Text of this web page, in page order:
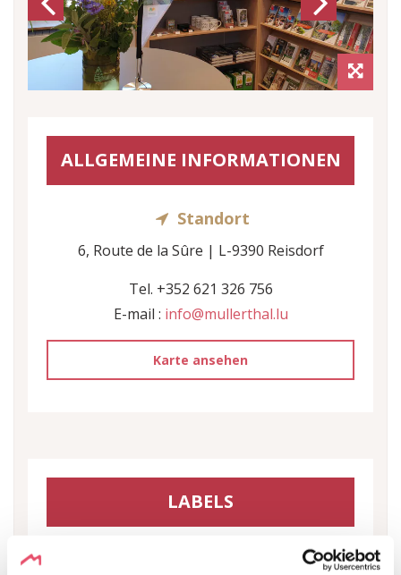
Previous Next
ALLGEMEINE INFORMATIONEN
Standort
6, Route de la Sûre | L-9390 Reisdorf
Tel. +352 621 326 756
E-mail : info@mullerthal.lu
Karte ansehen
LABELS